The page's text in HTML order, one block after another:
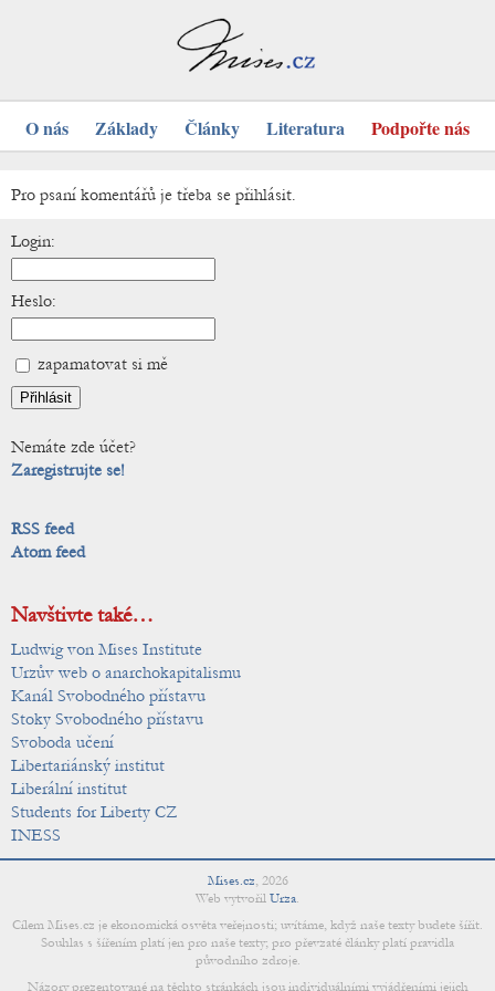
O nás Základy Články Literatura Podpořte nás
Pro psaní komentářů je třeba se přihlásit.
Login:
Heslo:
zapamatovat si mě
Nemáte zde účet?
Zaregistrujte se!
RSS feed
Atom feed
Navštivte také…
Ludwig von Mises Institute
Urzův web o anarchokapitalismu
Kanál Svobodného přístavu
Stoky Svobodného přístavu
Svoboda učení
Libertariánský institut
Liberální institut
Students for Liberty CZ
INESS
Mises.cz, 2026
Web vytvořil Urza.
Cílem Mises.cz je ekonomická osvěta veřejnosti; uvítáme, když naše texty budete šířit.
Souhlas s šířením platí jen pro naše texty; pro převzaté články platí pravidla
původního zdroje.
Názory prezentované na těchto stránkách jsou individuálními vyjádřeními jejich